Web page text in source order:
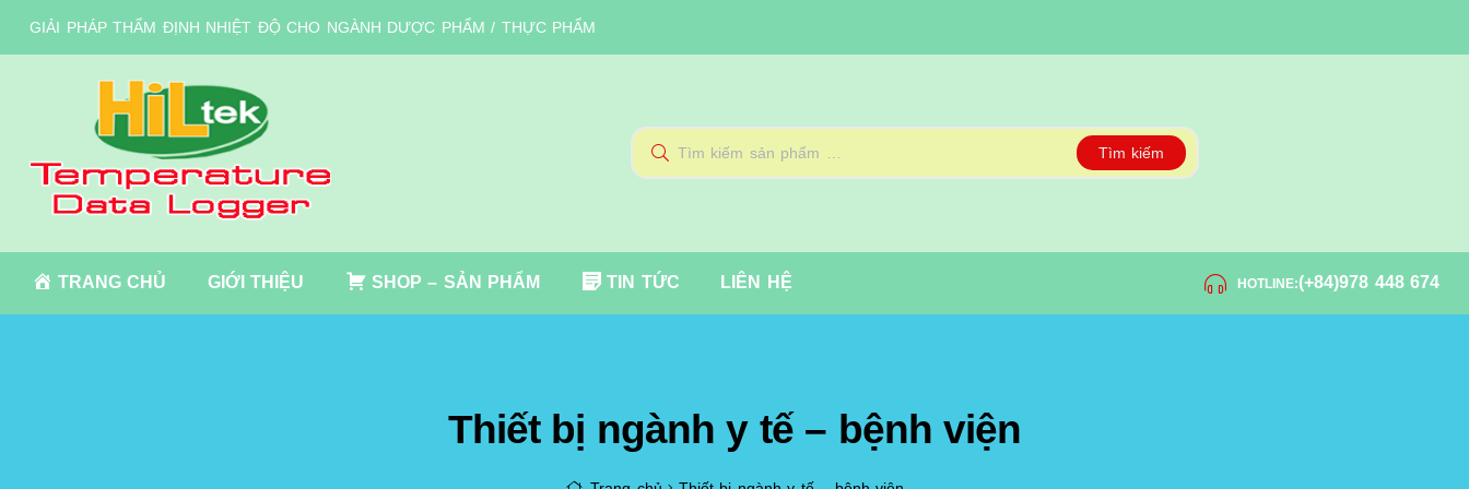
GIẢI PHÁP THẨM ĐỊNH NHIỆT ĐỘ CHO NGÀNH DƯỢC PHẨM / THỰC PHẨM
Tìm
kiếm
Tìm kiếm
TRANG CHỦ GIỚI THIỆU SHOP – SẢN PHẨM TIN TỨC LIÊN HỆ HOTLINE:(+84)978 448 674
Thiết bị ngành y tế – bệnh viện